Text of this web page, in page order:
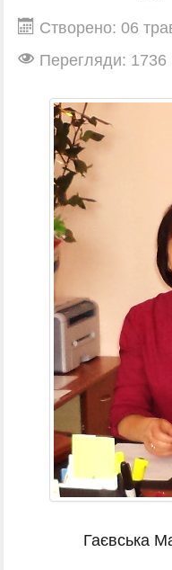
Створено: 06
Перегляди: 1736
Гаєвська